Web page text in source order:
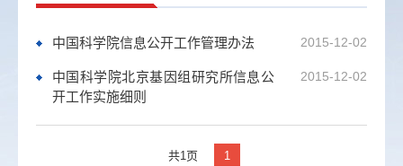
2015-12-02
中国科学院信息公开工作管理办法
2015-12-02
中国科学院北京基因组研究所信息公
开工作实施细则
共1页 1